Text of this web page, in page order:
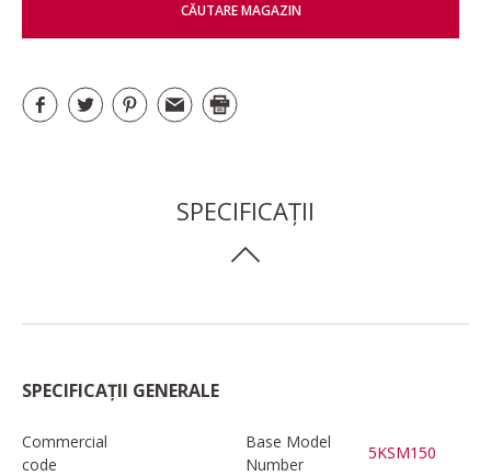
CĂUTARE MAGAZIN
SPECIFICAȚII
SPECIFICAȚII GENERALE
Commercial
code
Base Model
Number
5KSM150